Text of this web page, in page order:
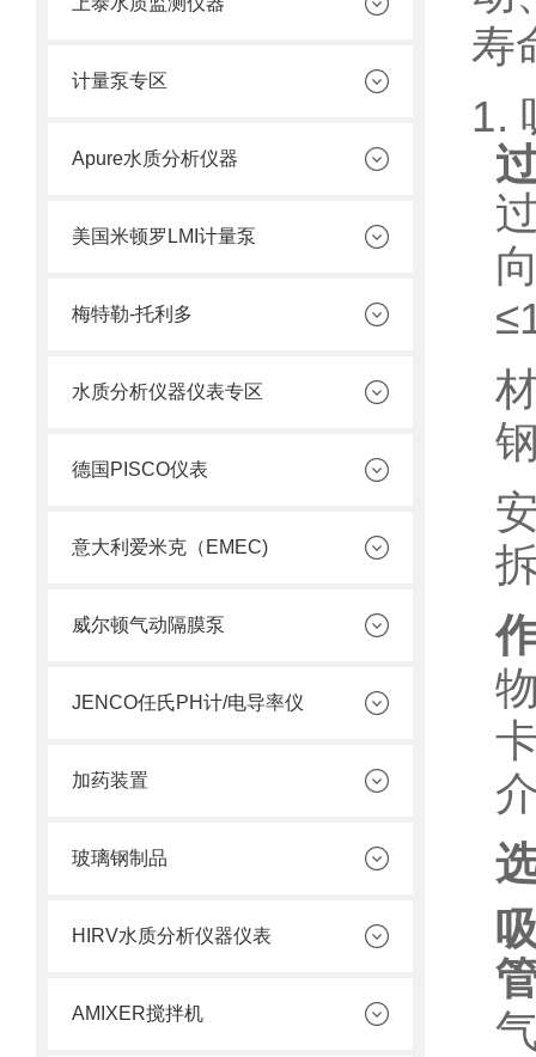
计量泵专区
Apure水质分析仪器
美国米顿罗LMI计量泵
梅特勒-托利多
水质分析仪器仪表专区
德国PISCO仪表
意大利爱米克（EMEC)
威尔顿气动隔膜泵
JENCO任氏PH计/电导率仪
加药装置
玻璃钢制品
HIRV水质分析仪器仪表
AMIXER搅拌机
寿
1.